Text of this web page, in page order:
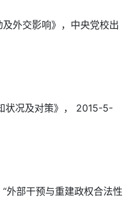
及外交影响》，中央党校出
状况及对策》， 2015-5-
外部干预与重建政权合法性